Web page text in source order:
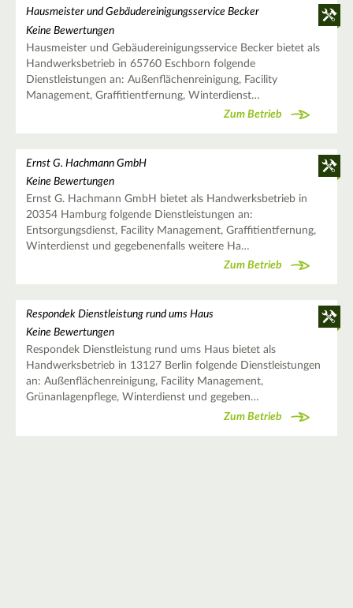
Hausmeister und Gebäudereinigungsservice Becker
Keine Bewertungen
Hausmeister und Gebäudereinigungsservice Becker bietet als
Handwerksbetrieb in 65760 Eschborn folgende
Dienstleistungen an: Außenflächenreinigung, Facility
Management, Graffitientfernung, Winterdienst…
Zum Betrieb
Ernst G. Hachmann GmbH
Keine Bewertungen
Ernst G. Hachmann GmbH bietet als Handwerksbetrieb in
20354 Hamburg folgende Dienstleistungen an:
Entsorgungsdienst, Facility Management, Graffitientfernung,
Winterdienst und gegebenenfalls weitere Ha…
Zum Betrieb
Respondek Dienstleistung rund ums Haus
Keine Bewertungen
Respondek Dienstleistung rund ums Haus bietet als
Handwerksbetrieb in 13127 Berlin folgende Dienstleistungen
an: Außenflächenreinigung, Facility Management,
Grünanlagenpflege, Winterdienst und gegeben…
Zum Betrieb